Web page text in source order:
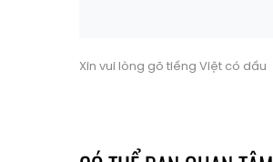
Xin vui lòng gõ tiếng Việt có dấu